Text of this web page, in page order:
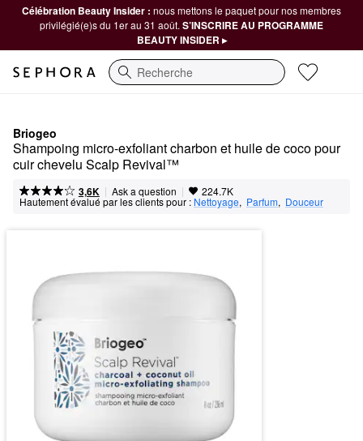
Célébration Beauty Insider : nous mettons le paquet pour nos membres
privilégié(e)s du 1er au 31 août. S’INSCRIRE AU PROGRAMME
BEAUTY INSIDER ▸
Recherche
Briogeo
Shampoing micro-exfoliant charbon et huile de coco pour
cuir chevelu Scalp Revival™
3,6K | Ask a question | 224.7K
Hautement évalué par les clients pour : Nettoyage, Parfum, Douceur